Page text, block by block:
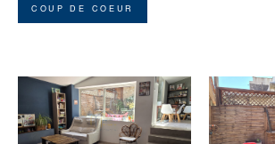
COUP DE COEUR